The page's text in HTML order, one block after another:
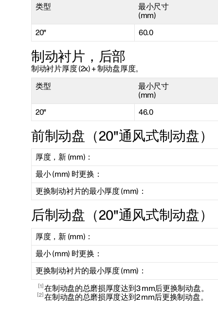
类型
最小尺寸
(mm)
20" 60.0
制动衬片，后部
制动衬片厚度 (2x) + 制动盘厚度。
类型
最小尺寸
(mm)
20" 46.0
前制动盘（20"通风式制动盘）
厚度，新 (mm)：
最小 (mm) 时更换：
更换制动衬片的最小厚度 (mm)：
后制动盘（20"通风式制动盘）
厚度，新 (mm)：
最小 (mm) 时更换：
更换制动衬片的最小厚度 (mm)：
1 在制动盘的总磨损厚度达到3 mm后更换制动盘。
2 在制动盘的总磨损厚度达到2 mm后更换制动盘。